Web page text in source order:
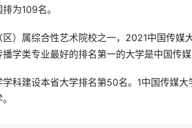
为109名。
）属综合性艺术院校之一，2021中国传
学类专业最好的排名第一的大学是中国传媒
学科建设本省大学排名第50名。1中国传媒